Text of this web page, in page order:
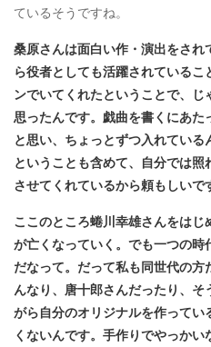
ているそうですね。
桑原さんは面白い作・演出をさ
ら役者としても活躍されている
ンでいてくれたということで、
思ったんです。戯曲を書くにあた
と思い、ちょっとずつ入れてい
ということも含めて、自分では
させてくれているから頼もしいで
ここのところ蜷川幸雄さんをは
が亡くなっていく。でも一つの
だなって。だって私も同世代の
んなり、唐十郎さんだったり、
がら自分のオリジナルを作って
くないんです。手作りでやっか